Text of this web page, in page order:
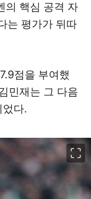
의 핵심 공격 자
는 평가가 뒤따
점을 부여했
민재는 그 다음
었다.